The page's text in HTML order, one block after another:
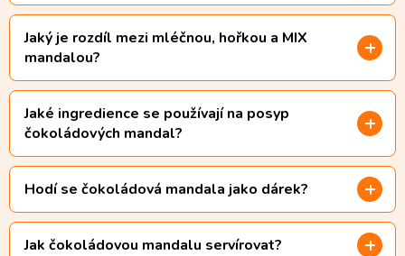
Jaký je rozdíl mezi mléčnou, hořkou a MIX
mandalou?
Jaké ingredience se používají na posyp
čokoládových mandal?
Hodí se čokoládová mandala jako dárek?
Jak čokoládovou mandalu servírovat?